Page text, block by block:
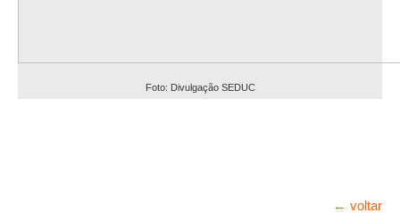
Foto: Divulgação SEDUC
← voltar